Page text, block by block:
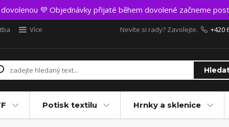
💜 Objednávky přijaté během dovolené začneme
Více Nevíte si rady? Zavolejte. +420
Potisk textilu Hrnky a sklenice